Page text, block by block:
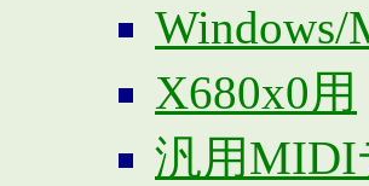
Windows/
X680x0用
汎用MIDI